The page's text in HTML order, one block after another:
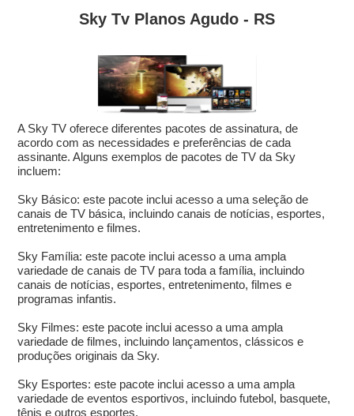
Sky Tv Planos Agudo - RS
A Sky TV oferece diferentes pacotes de assinatura, de
acordo com as necessidades e preferências de cada
assinante. Alguns exemplos de pacotes de TV da Sky
incluem:
Sky Básico: este pacote inclui acesso a uma seleção de
canais de TV básica, incluindo canais de notícias, esportes,
entretenimento e filmes.
Sky Família: este pacote inclui acesso a uma ampla
variedade de canais de TV para toda a família, incluindo
canais de notícias, esportes, entretenimento, filmes e
programas infantis.
Sky Filmes: este pacote inclui acesso a uma ampla
variedade de filmes, incluindo lançamentos, clássicos e
produções originais da Sky.
Sky Esportes: este pacote inclui acesso a uma ampla
variedade de eventos esportivos, incluindo futebol, basquete,
tênis e outros esportes.